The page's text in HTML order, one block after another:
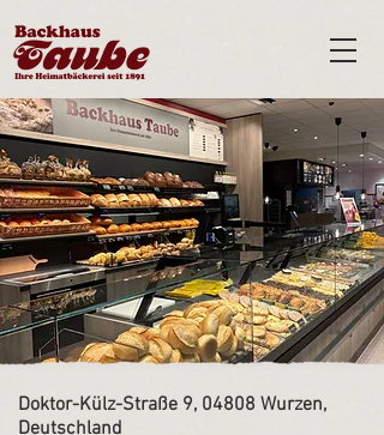
Doktor-Külz-Straße 9, 04808 Wurzen,
Deutschland